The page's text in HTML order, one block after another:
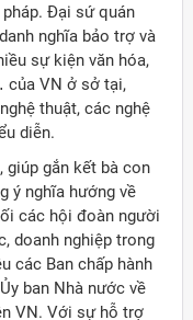
Đại sứ quán
nghĩa bảo trợ và
sự kiện văn hóa,
của VN ở sở tại,
thuật, các nghệ
diễn.
giúp gắn kết bà con
ý nghĩa hướng về
các hội đoàn người
doanh nghiệp trong
các Ban chấp hành
ban Nhà nước về
VN. Với sự hỗ trợ